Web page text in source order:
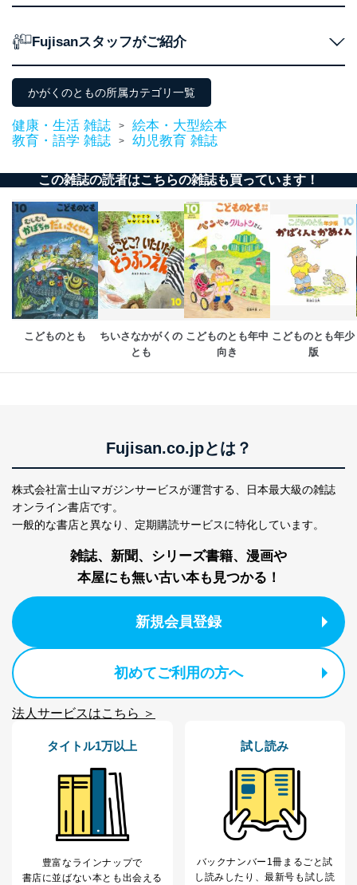
3
ス、キャンペーン等の広告に関す
採用応募者の方の
個人情報
採用選考、ご連絡のため
当社の従業者の個
人情報
人事、総務などの雇用管理等のた
め
6
パートナー（提携
定期購読サービス
等をご利用の方の
個人情報
購入商品配送のため
ル等による商品、
サービス、キャンペーン等の広告
に関するご案内のため
7
SNS公式アカウン
トに登録された方
の個人情報
当社のサービス利用状況の把握お
よびその分析のため
お問い合わせ対応、トラブル対
処、オペレーター教育など応対品
質向上のため
その他当社のプライバシーポリシ
ー等にて公表する利用目的達成の
ため
※上記の利用目的のうちNo.1～5については保有個人デ
ータ（開示対象個人情報）の利用目的であり、下記4.の
当社は、取得した個人情報を適切に管理し､あらかじめ
本人の同意を得ることなく第三者に提供することはあり
ません。ただし、次の場合は除きます。
人の生命､身体または財産の保護のために必要がある
場合であって、本人の同意を得ることが困難であると
に特に必要がある場合であって、本人の同意を得るこ
国の機関もしくは地方公共団体またはその委託を受け
た者が法令の定める事務を遂行することに対して協力
する必要がある場合であって、本人の同意を得ること
により当該事務の遂行に支障を及ぼすおそれがあると
き。
だ企業に、業務の一部として個人情報の取扱いを委
託・提供する場合、その業務に必要な範囲で委託・提
供先企業に個人情報を開示することがあります。
委託・提供先企業は具体的には以下のような企業です
が、これらに限りません。
委託先：カスタマーサポート支援会社 、クレジッ
トカード決済などの決済代行・料金回収会社、広
提供先：出版社、出版物発売元、卸売会社、販売
店など商品の供給者、梱包会社、配送会社、新聞
Fujisanスタッフがご紹介
かがくのともの所属カテゴリ一覧
健康・生活 雑誌 >
絵本・大型絵本
教育・語学 雑誌
> 幼児教育 雑誌
この雑誌の読者はこちらの雑誌も買っています！
こどものとも
ちいさなかがくの
とも
こどものとも年中
向き
こどものとも年少
版
Fujisan.co.jpとは？
株式会社富士山マガジンサービスが運営する、
日本最大級の雑誌
オンライン書店です。
一般的な書店と異なり、 定期購読サービスに特化しています。
雑誌、新聞、シリーズ書籍、漫画や
本屋にも無い古い本も見つかる！
新規会員登録
初めてご利用の方へ
法人サービスはこちら ＞
タイトル1万以上
豊富なラインナップで
書店に並ばない本とも出会える
試し読み
バックナンバー1冊まるごと試
し読み したり、最新号も試し読